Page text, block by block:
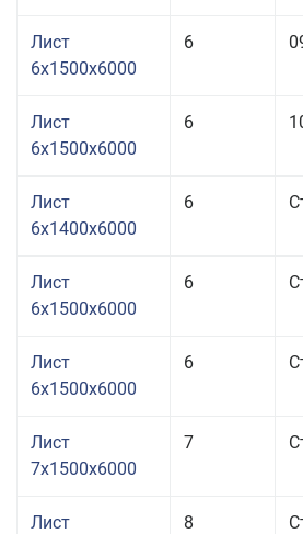
Лист
6x1500x6000
6
Лист
6x1500x6000
6
Лист
6x1400x6000
6
Лист
6x1500x6000
6
Лист
6x1500x6000
6
Лист
7x1500x6000
7
Лист
8